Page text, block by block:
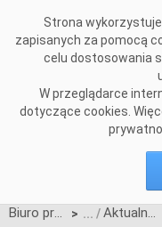
Strona
zapisanych za pomocą
celu dostosowania
W przeglądarce
dotyczące cookies.
Biuro prasowe > Aktualności